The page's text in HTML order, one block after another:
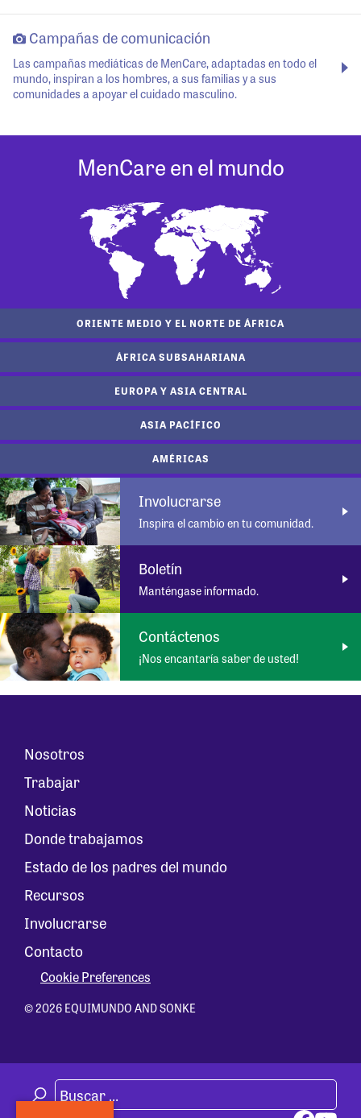
Campañas de comunicación
Las campañas mediáticas de MenCare, adaptadas en todo el
mundo, inspiran a los hombres, a sus familias y a sus
comunidades a apoyar el cuidado masculino.
MenCare en el mundo
ORIENTE MEDIO Y EL NORTE DE ÁFRICA
ÁFRICA SUBSAHARIANA
EUROPA Y ASIA CENTRAL
ASIA PACÍFICO
AMÉRICAS
Involucrarse
Inspira el cambio en tu comunidad.
Boletín
Manténgase informado.
Contáctenos
¡Nos encantaría saber de usted!
Nosotros
Trabajar
Noticias
Donde trabajamos
Estado de los padres del mundo
Recursos
Involucrarse
Contacto
Cookie Preferences
© 2026 EQUIMUNDO AND SONKE